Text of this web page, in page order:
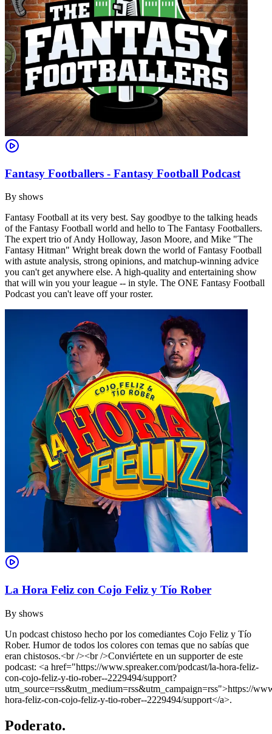
Fantasy Footballers - Fantasy Football Podcast
By shows
Fantasy Football at its very best. Say goodbye to the talking heads
of the Fantasy Football world and hello to The Fantasy Footballers.
The expert trio of Andy Holloway, Jason Moore, and Mike "The
Fantasy Hitman" Wright break down the world of Fantasy Football
with astute analysis, strong opinions, and matchup-winning advice
you can't get anywhere else. A high-quality and entertaining show
that will win you your league -- in style. The ONE Fantasy Football
Podcast you can't leave off your roster.
La Hora Feliz con Cojo Feliz y Tío Rober
By shows
Un podcast chistoso hecho por los comediantes Cojo Feliz y Tío
Rober. Humor de todos los colores con temas que no sabías que
eran chistosos.<br /><br />Conviértete en un supporter de este
podcast: <a href="https://www.spreaker.com/podcast/la-hora-feliz-
con-cojo-feliz-y-tio-rober--2229494/support?
utm_source=rss&utm_medium=rss&utm_campaign=rss">https://
hora-feliz-con-cojo-feliz-y-tio-rober--2229494/support</a>.
Poderato.